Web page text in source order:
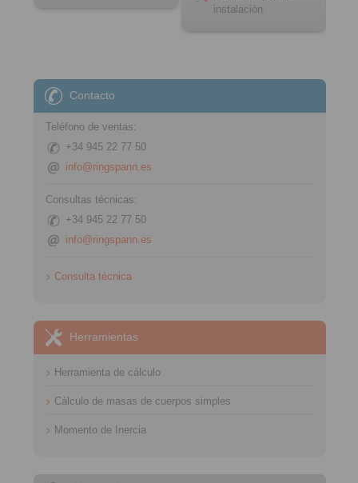
instalación
Contacto
Teléfono de ventas:
+34 945 22 77 50
info@ringspann.es
Consultas técnicas:
+34 945 22 77 50
info@ringspann.es
Consulta técnica
Herramientas
Herramienta de cálculo
Cálculo de masas de cuerpos simples
Momento de Inercia